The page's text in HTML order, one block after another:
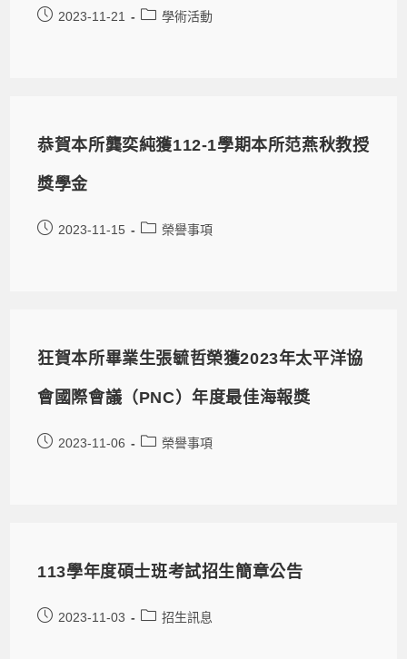
2023-11-21 學術活動
恭賀本所龔奕純獲112-1學期本所范燕秋教授
獎學金
2023-11-15 榮譽事項
狂賀本所畢業生張毓哲榮獲2023年太平洋協
會國際會議（PNC）年度最佳海報獎
2023-11-06 榮譽事項
113學年度碩士班考試招生簡章公告
2023-11-03 招生訊息